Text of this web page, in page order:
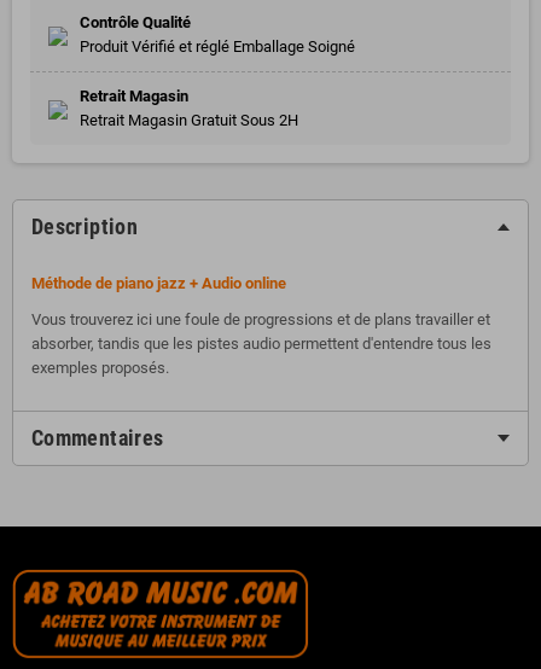
Contrôle Qualité
Produit Vérifié et réglé Emballage Soigné
Retrait Magasin
Retrait Magasin Gratuit Sous 2H
Description
Méthode de piano jazz + Audio online
Vous trouverez ici une foule de progressions et de plans travailler et
absorber, tandis que les pistes audio permettent d'entendre tous les
exemples proposés.
Commentaires